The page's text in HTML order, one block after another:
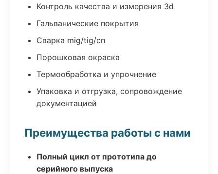
Контроль качества и измерения 3d
Гальванические покрытия
Сварка mig/tig/сп
Порошковая окраска
Термообработка и упрочнение
Упаковка и отгрузка, сопровождение
документацией
Преимущества работы с нами
Полный цикл от прототипа до
серийного выпуска